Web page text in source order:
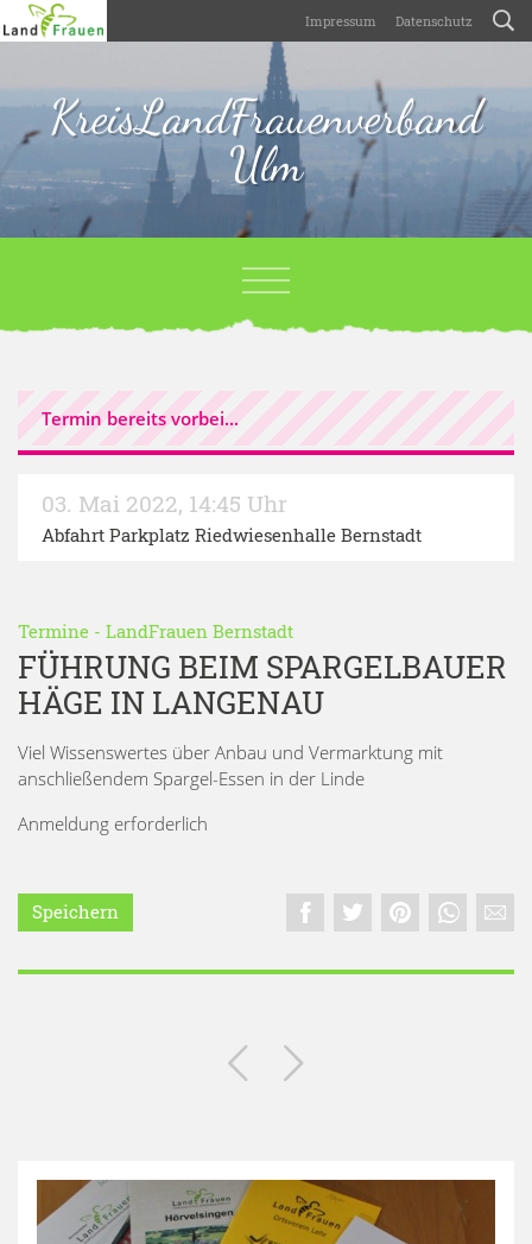
Impressum Datenschutz
KreisLandFrauenverband
Ulm
Termin bereits vorbei...
03. Mai 2022, 14:45 Uhr
Abfahrt Parkplatz Riedwiesenhalle Bernstadt
Termine - LandFrauen Bernstadt
FÜHRUNG BEIM SPARGELBAUER
HÄGE IN LANGENAU
Viel Wissenswertes über Anbau und Vermarktung mit
anschließendem Spargel-Essen in der Linde
Anmeldung erforderlich
Speichern